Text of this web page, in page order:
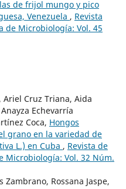
de frijol mungo y pico
Venezuela , Revista
de Microbiología: Vol. 45
Ariel Cruz Triana, Aida
Echevarría
Coca, Hongos
grano en la variedad de
L.) en Cuba , Revista de
Microbiología: Vol. 32 Núm.
Zambrano, Rossana Jaspe,